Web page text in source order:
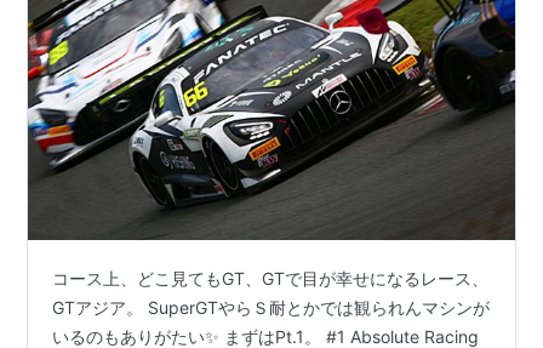
コース上、どこ見てもGT、GTで目が幸せになるレース、
GTアジア。 SuperGTやらＳ耐とかでは観られんマシンが
いるのもありがたい✨ まずはPt.1。 #1 Absolute Racing